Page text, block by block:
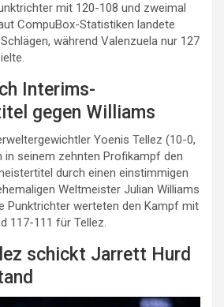
mit 120-108 und zweimal
CompuBox-Statistiken landete
während Valenzuela nur 127
Interims-
gegen Williams
Yoenis Tellez (10-0,
in seinem zehnten Profikampf den
durch einen einstimmigen
Weltmeister Julian Williams
Punktrichter werteten den Kampf mit
117-111 für Tellez.
schickt Jarrett Hurd